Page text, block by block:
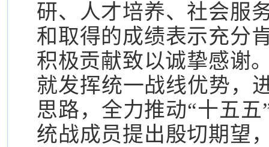
研、人才培养、社会服
和取得的成绩表示充分
积极贡献致以诚挚感谢
就发挥统一战线优势，
思路，全力推动“十五
统战成员提出殷切期望